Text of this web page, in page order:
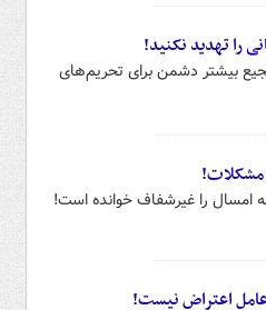
را تهدید نکنید!
و بی‌ثباتی سفارشی در کشورمان در سال‌های ۸۸ و ۹۸ و ۱۴۰۱، تشجیع بیشتر دشمن برای تحریم‌های
مشکلات!
امسال را غیرشفاف خوانده است!